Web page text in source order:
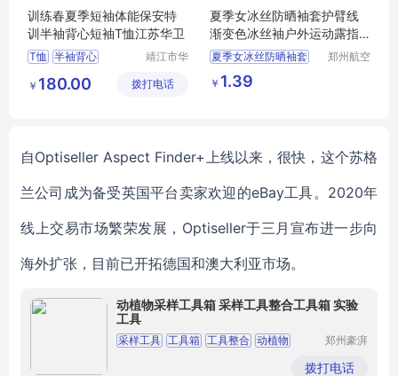
训练春夏季短袖体能保安特
训半袖背心短袖T恤江苏华卫
T恤 半袖背心
靖江市华
技有限公
￥ 180.00 拨打电话
夏季女冰丝防晒袖套护臂线
渐变色冰丝袖户外运动露指
冰袖袖套批发
夏季女冰丝防晒袖套
护臂线渐变色
户外运动露指冰袖
郑州航空
￥ 1.39
自Optiseller Aspect Finder+上线以来，很快，这个苏格
兰公司成为备受英国平台卖家欢迎的eBay工具。2020年
线上交易市场繁荣发展， Optiseller于三月宣布进一步向
海外扩张，目前已开拓德国和澳大利亚市场。
动植物采样工具箱 采样工具整合工具箱 实验
工具
采样工具 工具箱 工具整合 动植物
郑州豪湃
有限公司
拨打电话